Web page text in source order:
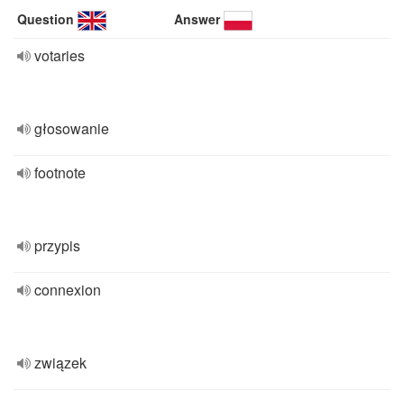
Question Answer
votaries
głosowanie
footnote
przypis
connexion
związek